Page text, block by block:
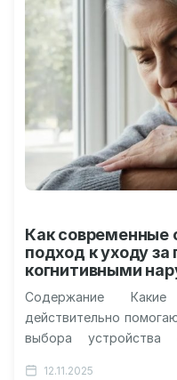
Как
подход к уходу
когнитивными
Содержание
действительно
выбора
12.11.2025